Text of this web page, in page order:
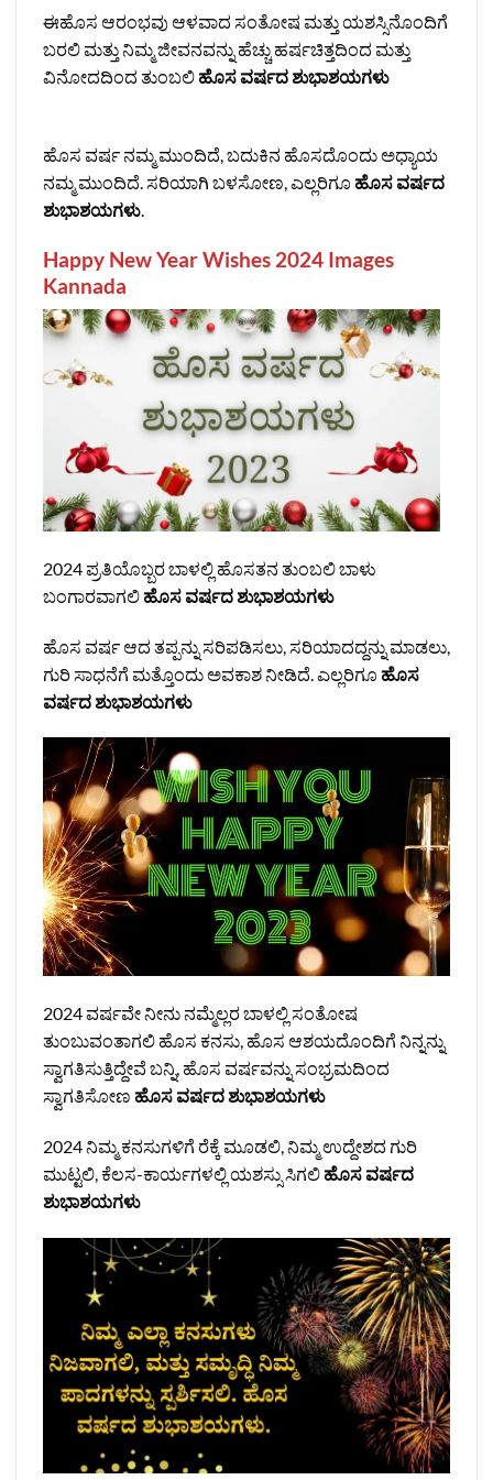
ಈಹೊಸ ಆರಂಭವು ಆಳವಾದ ಸಂತೋಷ ಮತ್ತು ಯಶಸ್ಸಿನೊಂದಿಗೆ
ಬರಲಿ ಮತ್ತು ನಿಮ್ಮ ಜೀವನವನ್ನು ಹೆಚ್ಚು ಹರ್ಷಚಿತ್ತದಿಂದ ಮತ್ತು
ವಿನೋದದಿಂದ ತುಂಬಲಿಹೊಸ ವರ್ಷದ ಶುಭಾಶಯಗಳು
ಹೊಸ ವರ್ಷ ನಮ್ಮ ಮುಂದಿದೆ, ಬದುಕಿನ ಹೊಸದೊಂದು ಅಧ್ಯಾಯ
ನಮ್ಮ ಮುಂದಿದೆ. ಸರಿಯಾಗಿ ಬಳಸೋಣ, ಎಲ್ಲರಿಗೂ ಹೊಸ ವರ್ಷದ
ಶುಭಾಶಯಗಳು
Happy New Year Wishes 2024 Images
Kannada
2024 ಪ್ರತಿಯೊಬ್ಬರ ಬಾಳಲ್ಲಿ ಹೊಸತನ ತುಂಬಲಿ ಬಾಳು
ಬಂಗಾರವಾಗಲಿಹೊಸ ವರ್ಷದ ಶುಭಾಶಯಗಳು
ಹೊಸ ವರ್ಷ ಆದ ತಪ್ಪನ್ನು ಸರಿಪಡಿಸಲು, ಸರಿಯಾದದ್ದನ್ನು ಮಾಡಲು,
ಗುರಿ ಸಾಧನೆಗೆ ಮತ್ತೊಂದು ಅವಕಾಶ ನೀಡಿದೆ. ಎಲ್ಲರಿಗೂ ಹೊಸ
ವರ್ಷದ ಶುಭಾಶಯಗಳು
2024 ವರ್ಷವೇ ನೀನು ನಮ್ಮೆಲ್ಲರ ಬಾಳಲ್ಲಿ ಸಂತೋಷ
ತುಂಬುವಂತಾಗಲಿ ಹೊಸ ಕನಸು, ಹೊಸ ಆಶಯದೊಂದಿಗೆ ನಿನ್ನನ್ನು
ಸ್ವಾಗತಿಸುತ್ತಿದ್ದೇವೆ ಬನ್ನಿ, ಹೊಸ ವರ್ಷವನ್ನು ಸಂಭ್ರಮದಿಂದ
ಸ್ವಾಗತಿಸೋಣ ಹೊಸ ವರ್ಷದ ಶುಭಾಶಯಗಳು
2024 ನಿಮ್ಮ ಕನಸುಗಳಿಗೆ ರೆಕ್ಕೆ ಮೂಡಲಿ, ನಿಮ್ಮ ಉದ್ದೇಶದ ಗುರಿ
ಮುಟ್ಟಲಿ, ಕೆಲಸ-ಕಾರ್ಯಗಳಲ್ಲಿ ಯಶಸ್ಸು ಸಿಗಲಿಹೊಸ ವರ್ಷದ
ಶುಭಾಶಯಗಳು